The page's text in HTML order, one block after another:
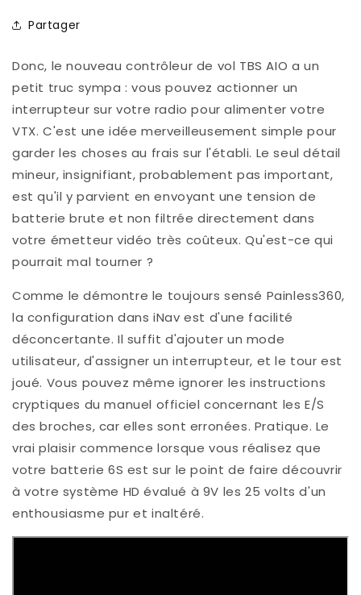
Partager
Donc, le nouveau contrôleur de vol TBS AIO a un
petit truc sympa : vous pouvez actionner un
interrupteur sur votre radio pour alimenter votre
VTX. C'est une idée merveilleusement simple pour
garder les choses au frais sur l'établi. Le seul détail
mineur, insignifiant, probablement pas important,
est qu'il y parvient en envoyant une tension de
batterie brute et non filtrée directement dans
votre émetteur vidéo très coûteux. Qu'est-ce qui
pourrait mal tourner ?
Comme le démontre le toujours sensé Painless360,
la configuration dans iNav est d'une facilité
déconcertante. Il suffit d'ajouter un mode
utilisateur, d'assigner un interrupteur, et le tour est
joué. Vous pouvez même ignorer les instructions
cryptiques du manuel officiel concernant les E/S
des broches, car elles sont erronées. Pratique. Le
vrai plaisir commence lorsque vous réalisez que
votre batterie 6S est sur le point de faire découvrir
à votre système HD évalué à 9V les 25 volts d'un
enthousiasme pur et inaltéré.